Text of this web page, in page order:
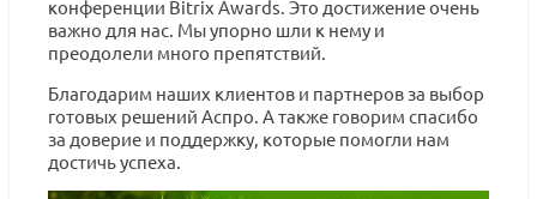
конференции Bitrix Awards. Это достижение очень
важно для нас. Мы упорно шли к нему и
преодолели много препятствий.
Благодарим наших клиентов и партнеров за выбор
готовых решений Аспро. А также говорим спасибо
за доверие и поддержку, которые помогли нам
достичь успеха.